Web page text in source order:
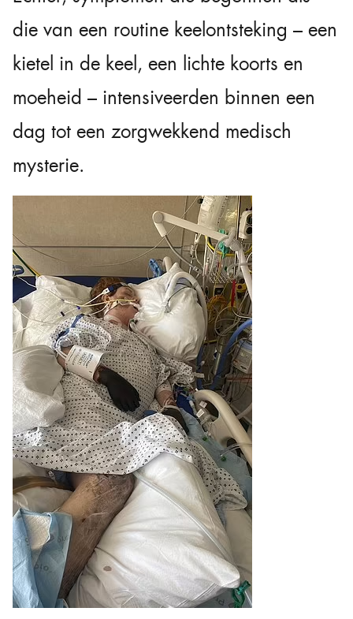
die van een routine keelontsteking – een
kietel in de keel, een lichte koorts en
moeheid – intensiveerden binnen een
dag tot een zorgwekkend medisch
mysterie.